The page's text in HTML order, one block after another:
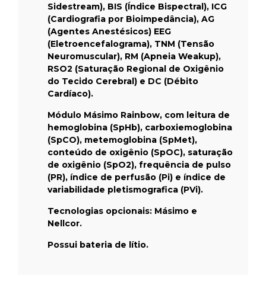
Sidestream), BIS (Índice Bispectral), ICG
(Cardiografia por Bioimpedância), AG
(Agentes Anestésicos) EEG
(Eletroencefalograma), TNM (Tensão
Neuromuscular), RM (Apneia Weakup),
RSO2 (Saturação Regional de Oxigênio
do Tecido Cerebral) e DC (Débito
Cardíaco).
Módulo Másimo Rainbow, com leitura de
hemoglobina (SpHb), carboxiemoglobina
(SpCO), metemoglobina (SpMet),
conteúdo de oxigênio (SpOC), saturação
de oxigênio (SpO2), frequência de pulso
(PR), índice de perfusão (Pi) e índice de
variabilidade pletismografica (PVi).
Tecnologias opcionais: Másimo e
Nellcor.
Possui bateria de lítio.